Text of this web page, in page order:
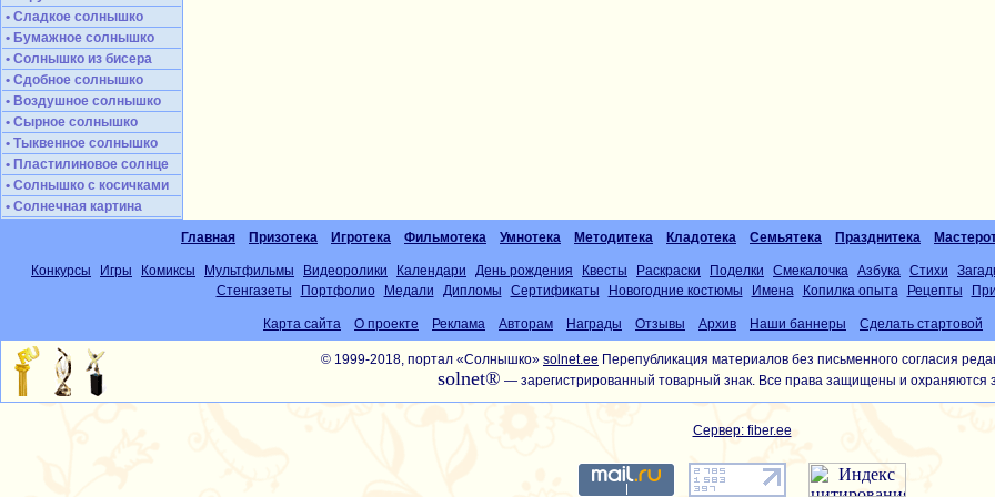
• Сладкое солнышко
• Бумажное солнышко
• Солнышко из бисера
• Сдобное солнышко
• Воздушное солнышко
• Сырное солнышко
• Тыквенное солнышко
• Пластилиновое солнце
• Солнышко с косичками
• Солнечная картина
Главная Призотека Игротека Фильмотека Умнотека Методитека Кладотека Семьятека Празднитека
Конкурсы Игры Комиксы Мультфильмы Видеоролики Календари День рождения Квесты Раскраски Поделки Смекалочка Азбука Стихи
Стенгазеты
Портфолио Медали Дипломы Сертификаты Новогодние костюмы Имена Копилка опыта Рецепты
Карта сайта О проекте Реклама Авторам Награды Отзывы Архив Наши баннеры Сделать стартовой
© 1999-2018, портал «Солнышко» solnet.ee Перепубликация материалов без письменного согласия
solnet® — зарегистрированный товарный знак. Все права защищены и охраняются
Сервер: fiber.ee